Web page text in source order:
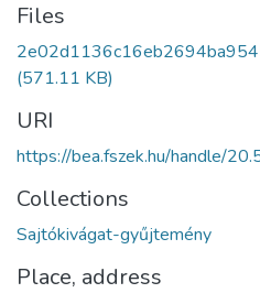
Files
(571.11 KB)
URI
https://bea.fszek.hu/handle/
Collections
Sajtókivágat-gyűjtemény
Place, address